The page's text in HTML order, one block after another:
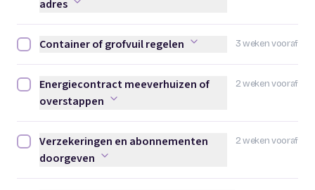
adres
3 weken vooraf
Container of grofvuil regelen afvinken
Container of grofvuil regelen
2 weken vooraf
Energiecontract meeverhuizen of overstappen afvinken
Energiecontract meeverhuizen of
overstappen
2 weken vooraf
Verzekeringen en abonnementen doorgeven afvinken
Verzekeringen en abonnementen
doorgeven